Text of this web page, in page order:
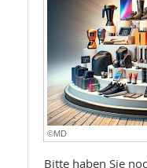
©MD
Bitte haben Sie